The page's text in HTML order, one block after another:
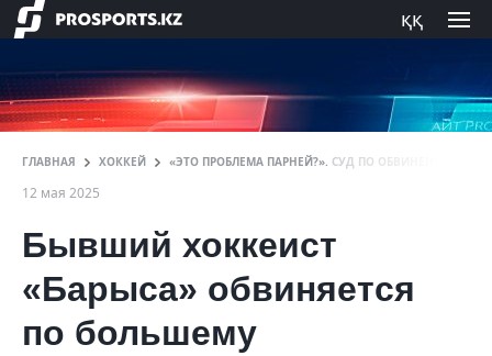
ққ
ГЛАВНАЯ ХОККЕЙ «ЭТО ПРОБЛЕМА ПАРНЕЙ?». СУД ПО ОБВИНЕНИЮ
12 мая 2025
Бывший хоккеист
«Барыса» обвиняется
по большему